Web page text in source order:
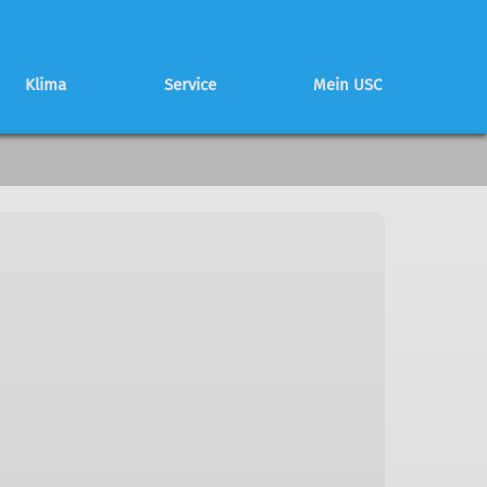
Schwierigkeitsbewertung Programmheft
Partnerhütte Programmheft
Klima Service
Mitglied werden
Mein USC